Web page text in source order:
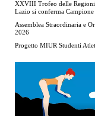
XXVIII Trofeo delle Regioni
Lazio si conferma Campione
Assemblea Straordinaria e
2026
Progetto MIUR Studenti